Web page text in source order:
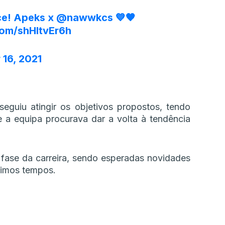
Apeks x @nawwkcs 💙🧡
shHItvEr6h
2021
atingir os objetivos propostos, tendo
equipa procurava dar a volta à tendência
da carreira, sendo esperadas novidades
tempos.